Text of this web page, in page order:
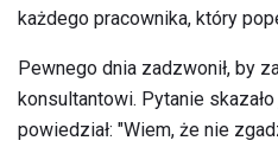
każdego pracownika, który
Pewnego dnia zadzwonił, by
konsultantowi. Pytanie
powiedział: "Wiem, że nie